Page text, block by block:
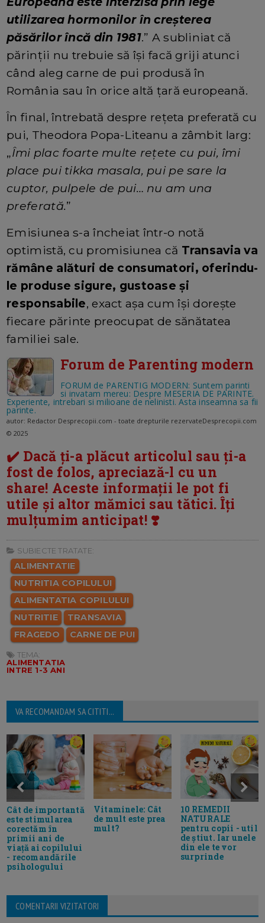
utilizarea hormonilor în creșterea
păsărilor încă din 1981.” A subliniat că
părinții nu trebuie să își facă griji atunci
când aleg carne de pui produsă în
România sau în orice altă țară europeană.
În final, întrebată despre rețeta preferată cu
pui, Theodora Popa-Liteanu a zâmbit larg:
„Îmi plac foarte multe rețete cu pui, îmi
place pui tikka masala, pui pe sare la
cuptor, pulpele de pui… nu am una
preferată.”
Emisiunea s-a încheiat într-o notă
optimistă, cu promisiunea că Transavia va
rămâne alături de consumatori, oferindu-
le produse sigure, gustoase și
responsabile, exact așa cum își dorește
fiecare părinte preocupat de sănătatea
familiei sale.
Forum de Parenting modern
FORUM de PARENTIG MODERN: Suntem parinti
si invatam mereu: Despre MESERIA DE PARINTE.
Experiente, intrebari si milioane de nelinisti. Asta inseamna sa fii
parinte.
autor: Redactor Desprecopii.com - toate drepturile rezervateDesprecopii.com
© 2025
✔️ Dacă ți-a plăcut articolul sau ți-a
fost de folos, apreciază-l cu un
share! Aceste informații le pot fi
utile și altor mămici sau tătici. Îți
mulțumim anticipat! ❣️
SUBIECTE TRATATE:
ALIMENTATIE
NUTRITIA COPILULUI
ALIMENTATIA COPILULUI
NUTRITIE
TRANSAVIA
FRAGEDO
CARNE DE PUI
TEMA:
ALIMENTATIA
INTRE 1-3 ANI
VA RECOMANDAM SA CITITI...
Cât de importantă
este stimularea
corectăm în
primii ani de
viață ai copilului
- recomandările
psihologului
Vitaminele: Cât
de mult este prea
mult?
10 REMEDII
NATURALE
pentru copii - util
de știut. Iar unele
din ele te vor
surprinde
COMENTARII VIZITATORI